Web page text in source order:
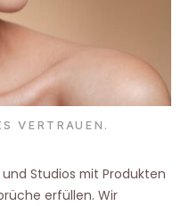
VERTRAUEN.
Studios mit Produkten
erfüllen. Wir